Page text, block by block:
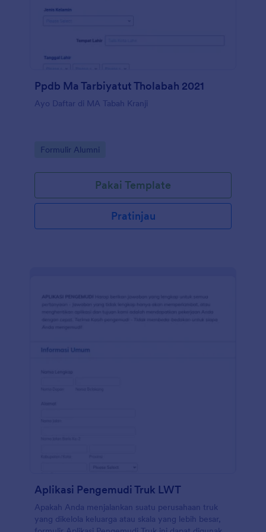
Ppdb Ma Tarbiyatut Tholabah 2021
Ayo Daftar di MA Tabah Kranji
Go to Category:
Formulir Alumni
Pakai Template
Pratinjau
Aplikasi Pengemudi Truk LWT
Apakah Anda menjalankan suatu perusahaan truk
yang dikelola keluarga atau skala yang lebih besar,